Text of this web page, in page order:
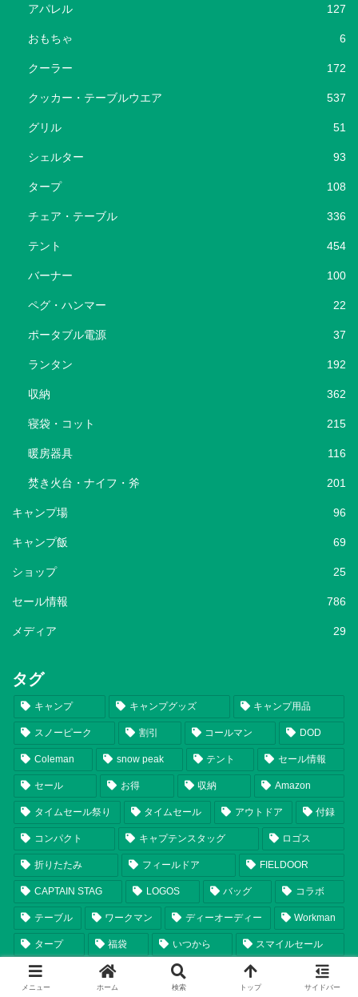
アパレル 127
おもちゃ 6
クーラー 172
クッカー・テーブルウエア 537
グリル 51
シェルター 93
タープ 108
チェア・テーブル 336
テント 454
バーナー 100
ペグ・ハンマー 22
ポータブル電源 37
ランタン 192
収納 362
寝袋・コット 215
暖房器具 116
焚き火台・ナイフ・斧 201
キャンプ場 96
キャンプ飯 69
ショップ 25
セール情報 786
メディア 29
タグ
キャンプ キャンプグッズ キャンプ用品
スノーピーク 割引 コールマン DOD
Coleman snow peak テント セール情報
セール お得 収納 Amazon
タイムセール祭り タイムセール アウトドア 付録
コンパクト キャプテンスタッグ ロゴス
折りたたみ フィールドア FIELDOOR
CAPTAIN STAG LOGOS バッグ コラボ
テーブル ワークマン ディーオーディー Workman
タープ 福袋 いつから スマイルセール
チェア ランタン シェルター 軽量
メニュー ホーム 検索 トップ サイドバー